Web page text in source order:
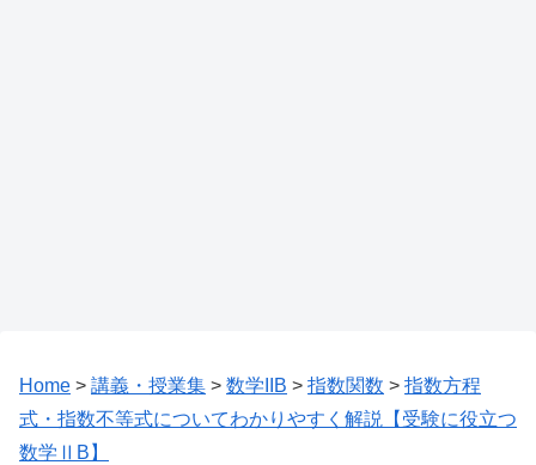
Home > 講義・授業集 > 数学IIB > 指数関数 > 指数方程
式・指数不等式についてわかりやすく解説【受験に役立つ
数学ⅡB】